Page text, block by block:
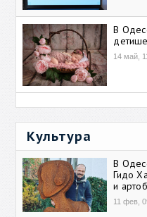
В
14 май,
Культура
В
Гидо
и
11 фев,